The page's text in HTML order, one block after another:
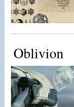
Oblivion